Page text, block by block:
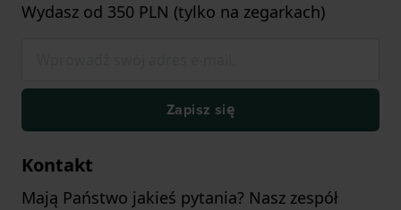
Wydasz od 350 PLN (tylko na zegarkach)
Zapisz się
Kontakt
Mają Państwo jakieś pytania? Nasz zespół